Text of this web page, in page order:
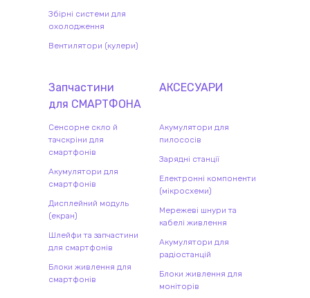
Збірні системи для
охолодження
Вентилятори (кулери)
Запчастини
для СМАРТФОНА
Сенсорне скло й
тачскріни для
смартфонів
Акумулятори для
смартфонів
Дисплейний модуль
(екран)
Шлейфи та запчастини
для смартфонів
Блоки живлення для
смартфонів
АКСЕСУАРИ
Акумулятори для
пилососів
Зарядні станції
Електронні компоненти
(мікросхеми)
Мережеві шнури та
кабелі живлення
Акумулятори для
радіостанцій
Блоки живлення для
моніторів